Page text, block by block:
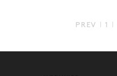
PREV | 1 |